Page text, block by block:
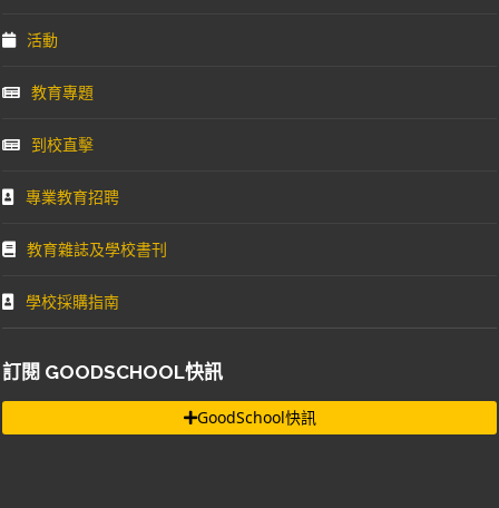
活動
教育專題
到校直擊
專業教育招聘
教育雜誌及學校書刊
學校採購指南
訂閱 GOODSCHOOL快訊
GoodSchool快訊